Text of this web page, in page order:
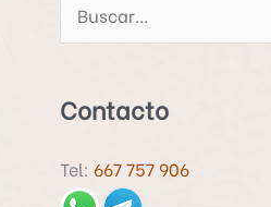
c
r
Contacto
Tel: 667 757 906